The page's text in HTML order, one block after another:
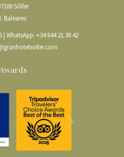
Sóller
I. Baleares
| WhatsApp: +34 644 21 38 42
Awards